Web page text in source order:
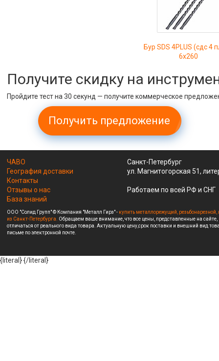
Бур SDS 4PLUS (сдс 4
6х260
Получите скидку на
Пройдите тест на 30 секунд — получите коммерческое
Получить предложение
ЧАВО
География доставки
Контакты
Отзывы о нас
База знаний
Санкт-Петербург
ул. Магнитогорская 51,
Работаем по всей РФ и СНГ
ООО "Солид Групп" © Компания "Металл Гирз" - купить металлорежущий,
из Санкт-Петербурга. Обращаем ваше внимание, что все цены, представленные на
отличаться от реального вида товара. Актуальную цену,срок поставки и внешний вид
письме по электронной почте.
{literal}{/literal}